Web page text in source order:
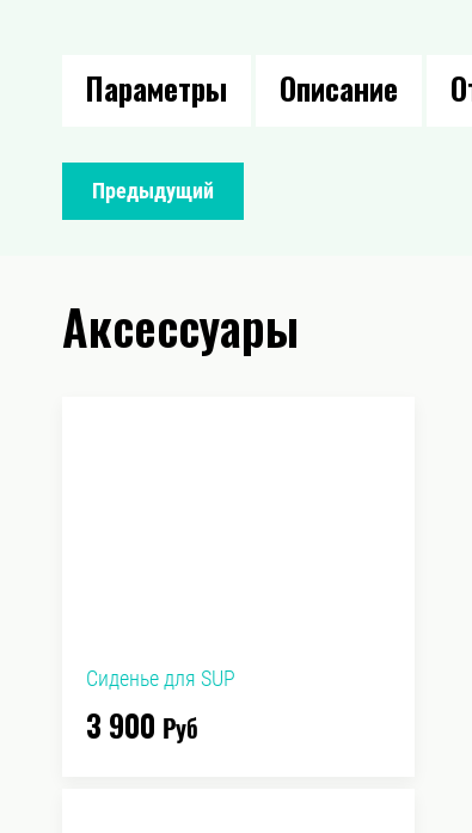
Параметры Описание
Предыдущий
Аксессуары
Сиденье для SUP
3 900 Руб